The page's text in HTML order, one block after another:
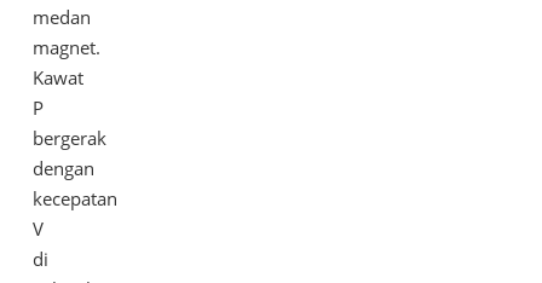
medan
magnet.
Kawat
P
bergerak
dengan
kecepatan
V
di